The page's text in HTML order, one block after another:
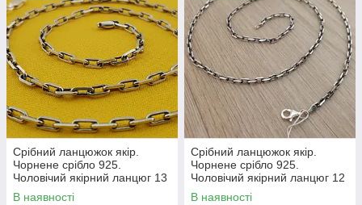
Срібний ланцюжок якір.
Чорнене срібло 925.
Чоловічий якірний ланцюг 13
гр 55 см
В наявності
Срібний ланцюжок якір.
Чорнене срібло 925.
Чоловічий якірний ланцюг 12
гр 55 см
В наявності